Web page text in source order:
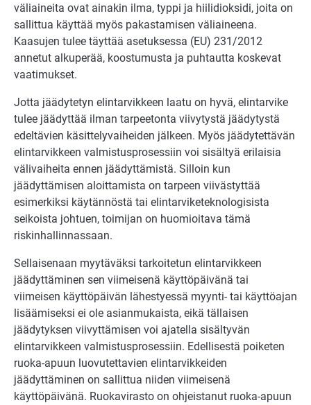
väliaineita ovat ainakin ilma, typpi ja hiilidioksidi, joita on
sallittua käyttää myös pakastamisen väliaineena.
Kaasujen tulee täyttää asetuksessa (EU) 231/2012
annetut alkuperää, koostumusta ja puhtautta koskevat
vaatimukset.
Jotta jäädytetyn elintarvikkeen laatu on hyvä, elintarvike
tulee jäädyttää ilman tarpeetonta viivytystä jäädytystä
edeltävien käsittelyvaiheiden jälkeen. Myös jäädytettävän
elintarvikkeen valmistusprosessiin voi sisältyä erilaisia
välivaiheita ennen jäädyttämistä. Silloin kun
jäädyttämisen aloittamista on tarpeen viivästyttää
esimerkiksi käytännöstä tai elintarviketeknologisista
seikoista johtuen, toimijan on huomioitava tämä
riskinhallinnassaan.
Sellaisenaan myytäväksi tarkoitetun elintarvikkeen
jäädyttäminen sen viimeisenä käyttöpäivänä tai
viimeisen käyttöpäivän lähestyessä myynti- tai käyttöajan
lisäämiseksi ei ole asianmukaista, eikä tällaisen
jäädytyksen viivyttämisen voi ajatella sisältyvän
elintarvikkeen valmistusprosessiin. Edellisestä poiketen
ruoka-apuun luovutettavien elintarvikkeiden
jäädyttäminen on sallittua niiden viimeisenä
käyttöpäivänä. Ruokavirasto on ohjeistanut ruoka-apuun